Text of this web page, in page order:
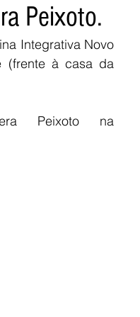
Peixoto.
Integrativa Novo
(frente à casa da
Peixoto na